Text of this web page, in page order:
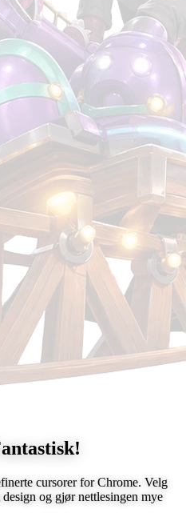
cursorer for Chrome. Velg
og gjør nettlesingen mye